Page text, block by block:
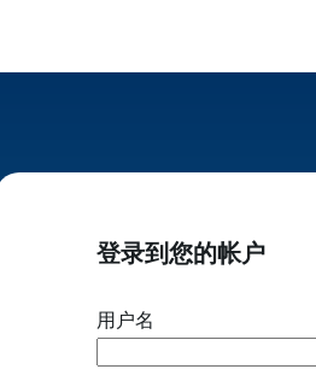
登录到您的帐户
用户名